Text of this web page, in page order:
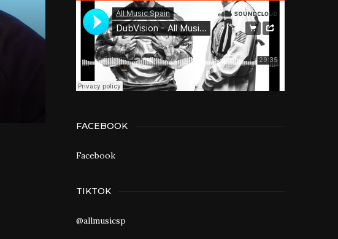
FACEBOOK
Facebook
TIKTOK
@allmusicsp